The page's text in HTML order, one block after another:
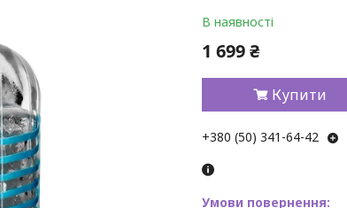
В наявності
1 699 ₴
Купити
+380 (50) 341-64-42